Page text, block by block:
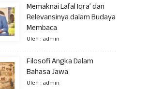
Memaknai Lafal Iqra’ dan
Relevansinya dalam Budaya
Membaca
Oleh : admin
Filosofi Angka Dalam
Bahasa Jawa
Oleh : admin